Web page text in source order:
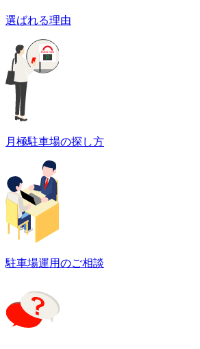
選ばれる理由
月極駐車場の探し方
駐車場運用のご相談